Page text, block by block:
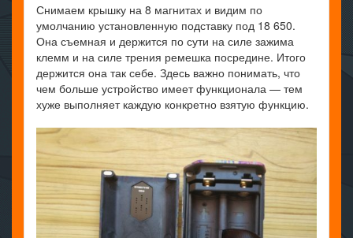
Снимаем крышку на 8 магнитах и видим по
умолчанию установленную подставку под 18 650.
Она съемная и держится по сути на силе зажима
клемм и на силе трения ремешка посредине. Итого
держится она так себе. Здесь важно понимать, что
чем больше устройство имеет функционала — тем
хуже выполняет каждую конкретно взятую функцию.